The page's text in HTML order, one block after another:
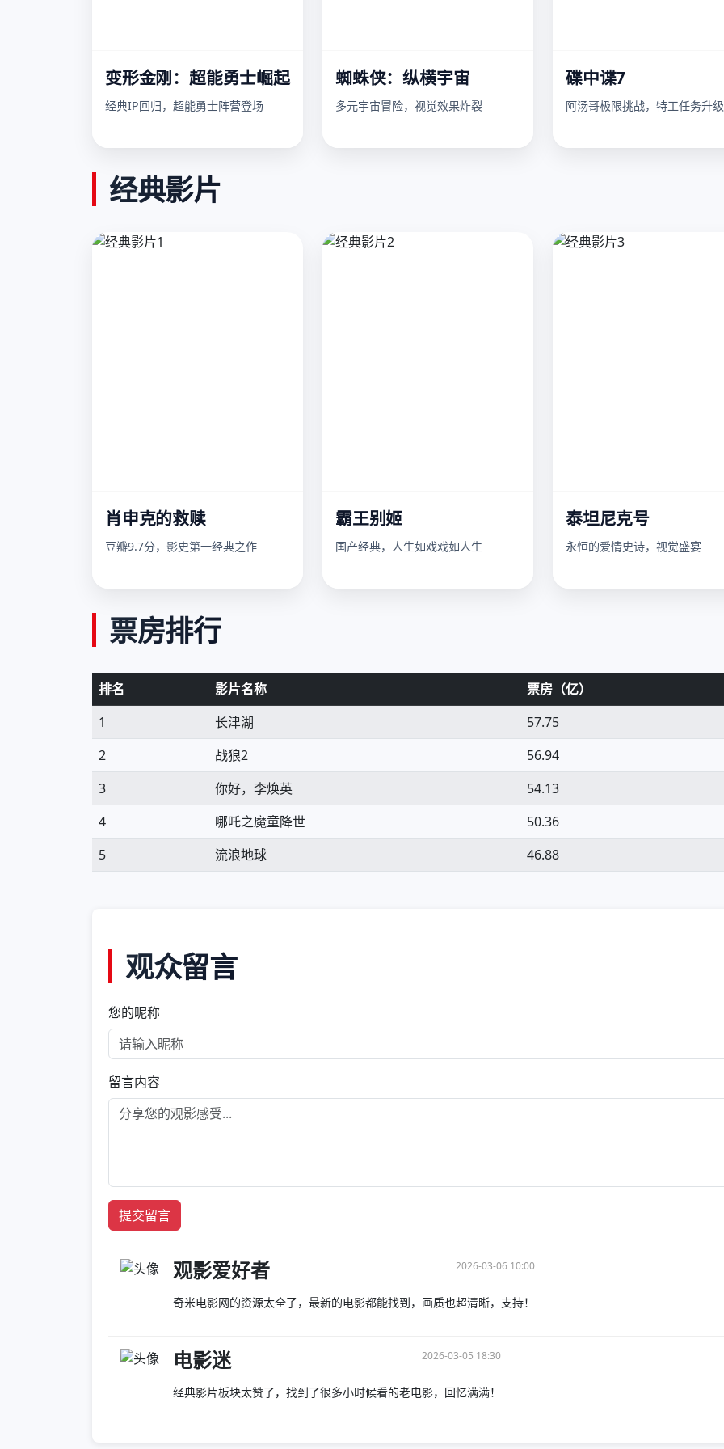
变形金刚：超能勇士崛起
经典IP回归，超能勇士阵营登场
蜘蛛侠：纵横宇宙
多元宇宙冒险，视觉效果炸裂
碟中谍7
阿汤哥极限挑战，特工任务升级
经典影片
肖申克的救赎
豆瓣9.7分，影史第一经典之作
霸王别姬
国产经典，人生如戏戏如人生
泰坦尼克号
永恒的爱情史诗，视觉盛宴
票房排行
排名 影片名称 票房（亿）
1
长津湖 57.75
2
战狼2 56.94
3
你好，李焕英 54.13
4
哪吒之魔童降世 50.36
5
流浪地球 46.88
观众留言
您的昵称
留言内容
提交留言
观影爱好者 2026-03-06 10:00
奇米电影网的资源太全了，最新的电影都能找到，画质也超清晰，支持！
电影迷 2026-03-05 18:30
经典影片板块太赞了，找到了很多小时候看的老电影，回忆满满！